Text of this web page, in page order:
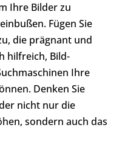
Ihre Bilder zu
Fügen Sie
die prägnant und
hilfreich, Bild-
Ihre
Denken Sie
nicht nur die
sondern auch das